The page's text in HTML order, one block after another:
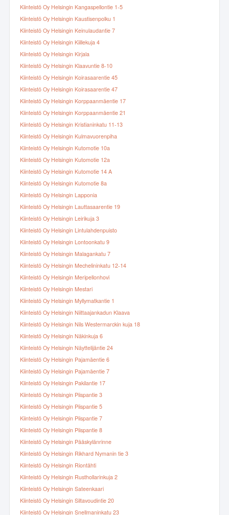
Kiinteistö Oy Helsingin Kangaspellontie 1-5
Kiinteistö Oy Helsingin Kaustisenpolku 1
Kiinteistö Oy Helsingin Keinulaudantie 7
Kiinteistö Oy Helsingin Kiillekuja 4
Kiinteistö Oy Helsingin Kirjala
Kiinteistö Oy Helsingin Klaavuntie 8-10
Kiinteistö Oy Helsingin Koirasaarentie 45
Kiinteistö Oy Helsingin Koirasaarentie 47
Kiinteistö Oy Helsingin Korppaanmäentie 17
Kiinteistö Oy Helsingin Korppaanmäentie 21
Kiinteistö Oy Helsingin Kristianinkatu 11-13
Kiinteistö Oy Helsingin Kulmavuorenpiha
Kiinteistö Oy Helsingin Kutomotie 10a
Kiinteistö Oy Helsingin Kutomotie 12a
Kiinteistö Oy Helsingin Kutomotie 14 A
Kiinteistö Oy Helsingin Kutomotie 8a
Kiinteistö Oy Helsingin Lapponia
Kiinteistö Oy Helsingin Lauttasaarentie 19
Kiinteistö Oy Helsingin Leirikuja 3
Kiinteistö Oy Helsingin Lintulahdenpuisto
Kiinteistö Oy Helsingin Lontoonkatu 9
Kiinteistö Oy Helsingin Malagankatu 7
Kiinteistö Oy Helsingin Mechelininkatu 12-14
Kiinteistö Oy Helsingin Meripellonhovi
Kiinteistö Oy Helsingin Mestari
Kiinteistö Oy Helsingin Myllymatkantie 1
Kiinteistö Oy Helsingin Niittaajankadun Klaava
Kiinteistö Oy Helsingin Nils Westermarckin kuja 18
Kiinteistö Oy Helsingin Näkinkuja 6
Kiinteistö Oy Helsingin Näyttelijäntie 24
Kiinteistö Oy Helsingin Pajamäentie 6
Kiinteistö Oy Helsingin Pajamäentie 7
Kiinteistö Oy Helsingin Pakilantie 17
Kiinteistö Oy Helsingin Piispantie 3
Kiinteistö Oy Helsingin Piispantie 5
Kiinteistö Oy Helsingin Piispantie 7
Kiinteistö Oy Helsingin Piispantie 8
Kiinteistö Oy Helsingin Pääskylänrinne
Kiinteistö Oy Helsingin Rikhard Nymanin tie 3
Kiinteistö Oy Helsingin Riontähti
Kiinteistö Oy Helsingin Rusthollarinkuja 2
Kiinteistö Oy Helsingin Sateenkaari
Kiinteistö Oy Helsingin Siltavoudintie 20
Kiinteistö Oy Helsingin Snellmaninkatu 23